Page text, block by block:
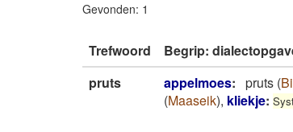
Gevonden: 1
Trefwoord Begrip:
pruts
appelmoes: pruts (
(Maaseik), kliekje: